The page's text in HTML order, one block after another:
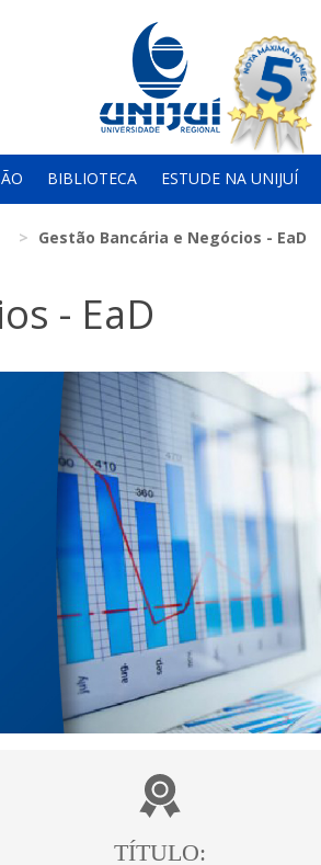
BIBLIOTECA ESTUDE NA UNIJUÍ
Gestão Bancária e Negócios - EaD
- EaD